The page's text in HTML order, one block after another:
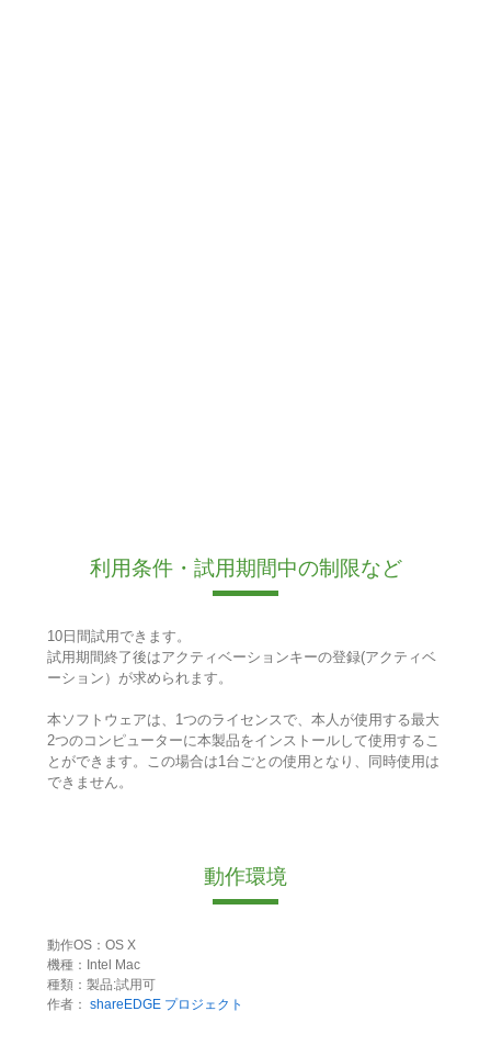
利用条件・試用期間中の制限など
10日間試用できます。
試用期間終了後はアクティベーションキーの登録(アクティベ
ーション）が求められます。
本ソフトウェアは、1つのライセンスで、本人が使用する最大
2つのコンピューターに本製品をインストールして使用するこ
とができます。この場合は1台ごとの使用となり、同時使用は
できません。
動作環境
動作OS：OS X
機種：Intel Mac
種類：製品:試用可
作者： shareEDGE プロジェクト